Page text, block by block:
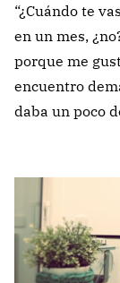
“¿Cuándo te
en un mes,
porque me
encuentro
daba un poco